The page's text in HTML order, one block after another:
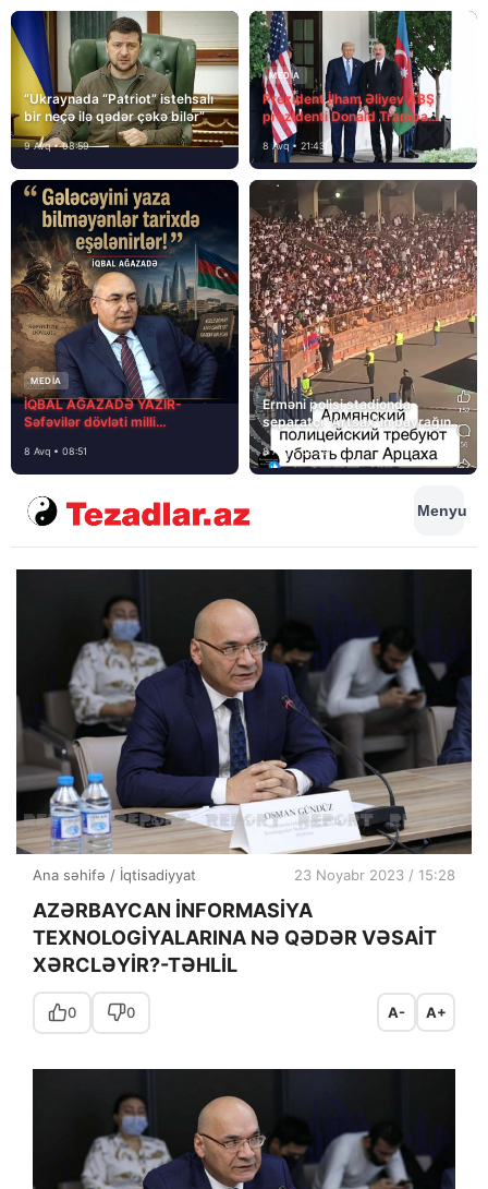
“Ukraynada “Patriot” istehsalı
bir neçə ilə qədər çəkə bilər”
9 Avq • 08:59
MEDİA
Prezident İlham Əliyev ABŞ
prezidenti Donald Trampa
məktubunda yazıb ki…
8 Avq • 21:43
MEDİA
İQBAL AĞAZADƏ YAZIR-
Səfəvilər dövləti milli
8 Avq • 08:51
Erməni polisi stadionda
separatçı “Artsax”ın bayrağını
müsadirə etdi və…
8 Avq • 08:39
Menyu
Ana səhifə / İqtisadiyyat 23 Noyabr 2023 / 15:28
AZƏRBAYCAN İNFORMASİYA
TEXNOLOGİYALARINA NƏ QƏDƏR VƏSAİT
XƏRCLƏYİR?-TƏHLİL
0 0 A- A+